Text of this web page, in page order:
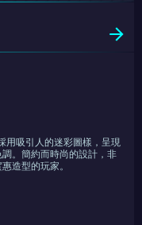
吸引人的迷彩圖樣，呈現
。簡約而時尚的設計，非
造型的玩家。